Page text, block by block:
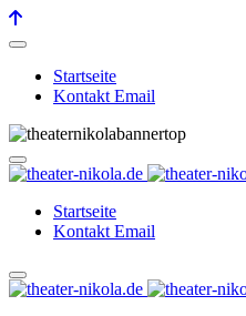
Startseite
Kontakt Email
Startseite
Kontakt Email